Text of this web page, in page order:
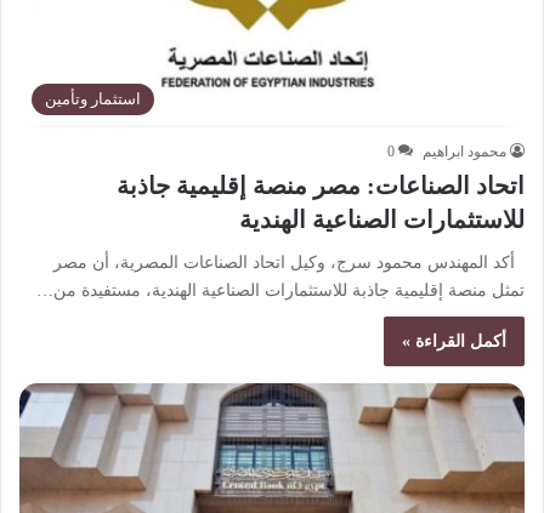
استثمار وتأمين
محمود ابراهيم 0
اتحاد الصناعات: مصر منصة إقليمية جاذبة
للاستثمارات الصناعية الهندية
أكد المهندس محمود سرج، وكيل اتحاد الصناعات المصرية، أن مصر
تمثل منصة إقليمية جاذبة للاستثمارات الصناعية الهندية، مستفيدة من…
أكمل القراءة »